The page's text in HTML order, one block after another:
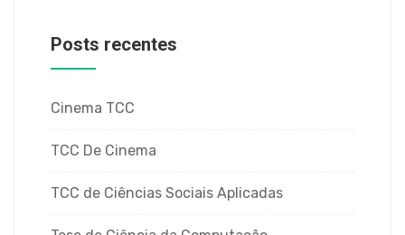
Posts recentes
Cinema TCC
TCC De Cinema
TCC de Ciências Sociais Aplicadas